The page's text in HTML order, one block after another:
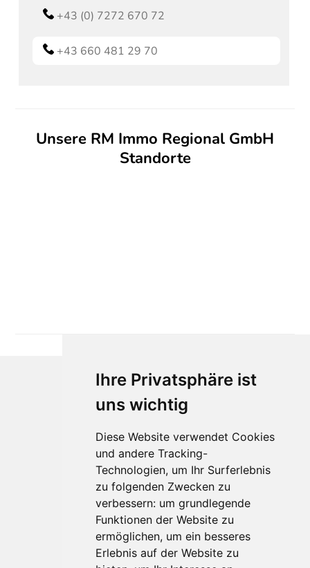
Ihre Privatsphäre ist
uns wichtig
Diese Website verwendet Cookies
und andere Tracking-
Technologien, um Ihr Surferlebnis
zu folgenden Zwecken zu
verbessern: um grundlegende
Funktionen der Website zu
ermöglichen, um ein besseres
Erlebnis auf der Website zu
+43 (0) 7272 670 72
+43 660 481 29 70
Unsere RM Immo Regional GmbH
Standorte
Für Makler:innen
Über Uns
Vorteile
Kontakt